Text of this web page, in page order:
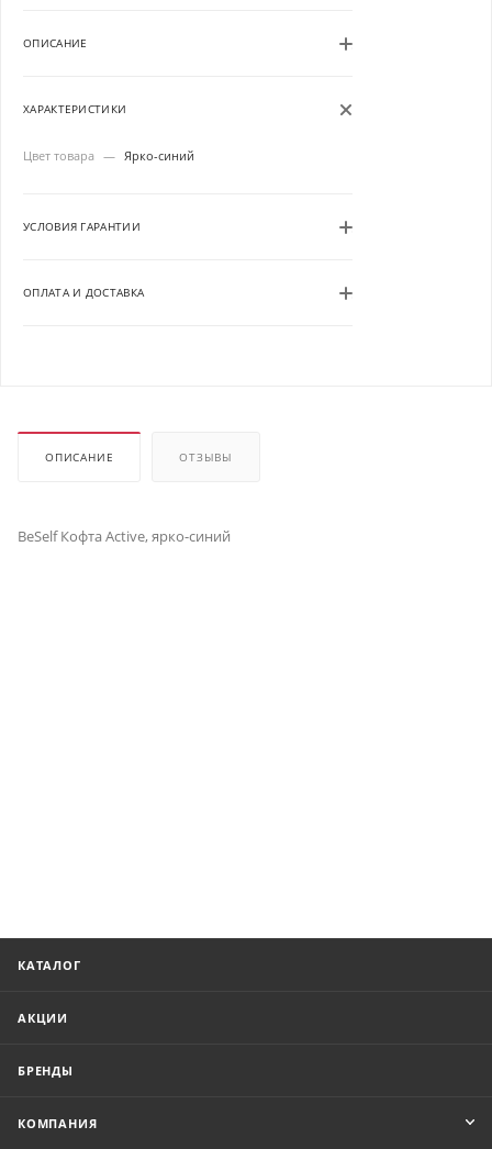
ОПИСАНИЕ
ХАРАКТЕРИСТИКИ
Цвет товара — Ярко-синий
УСЛОВИЯ ГАРАНТИИ
ОПЛАТА И ДОСТАВКА
ОПИСАНИЕ ОТЗЫВЫ
BeSelf Кофта Active, ярко-синий
КАТАЛОГ
АКЦИИ
БРЕНДЫ
КОМПАНИЯ